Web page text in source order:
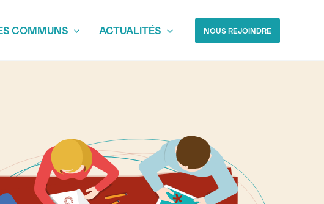
COMMUNS ACTUALITÉS NOUS REJOINDRE